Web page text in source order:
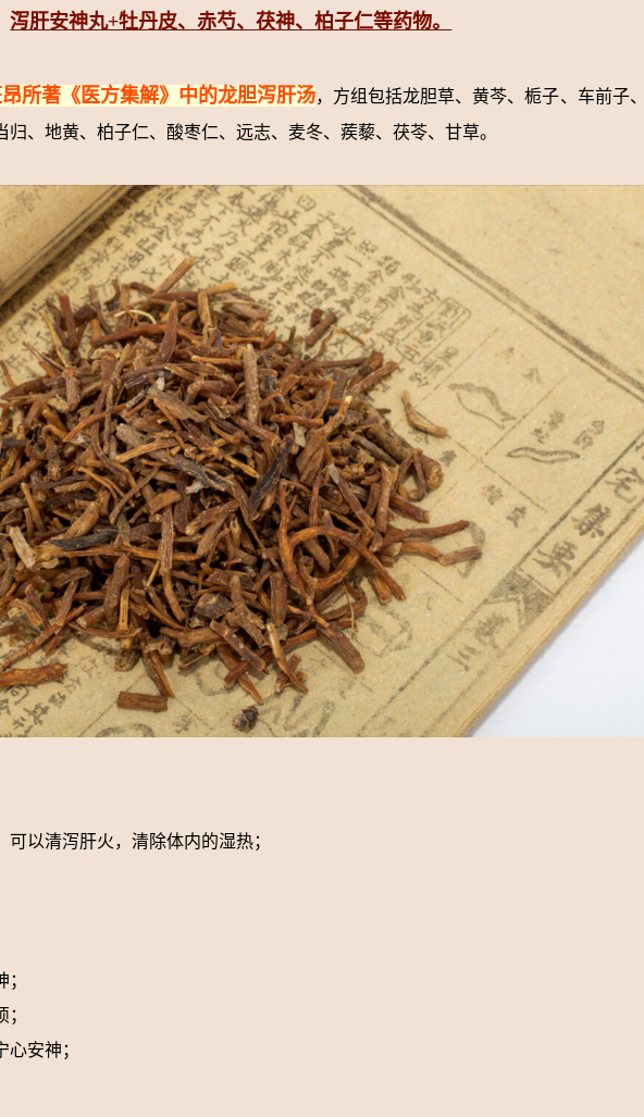
泻肝安神丸+牡丹皮、赤芍、茯神、柏子仁等药物。
所著《医方集解》中的龙胆泻肝汤，方组包括龙胆草、黄芩、栀子、车前子、
、地黄、柏子仁、酸枣仁、远志、麦冬、蒺藜、茯苓、甘草。
可以清泻肝火，清除体内的湿热；
安神；